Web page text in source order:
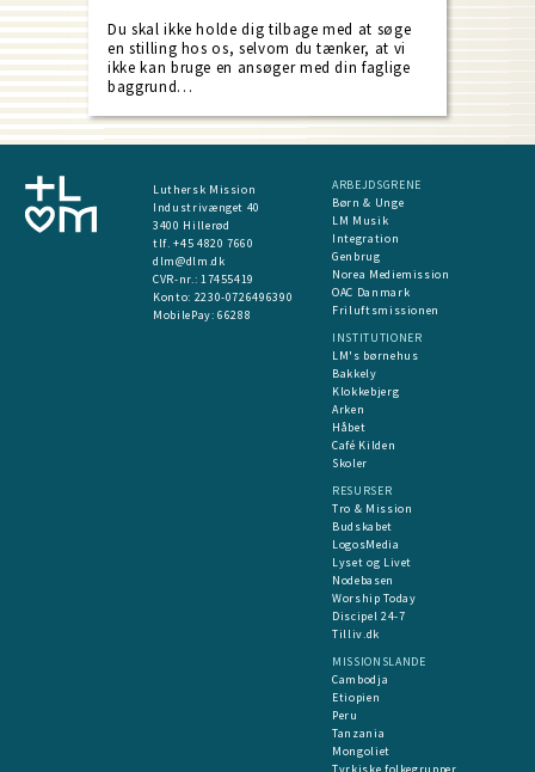
Du skal ikke holde dig tilbage med at søge
en stilling hos os, selvom du tænker, at vi
ikke kan bruge en ansøger med din faglige
baggrund…
Luthersk Mission
Industrivænget 40
3400 Hillerød
tlf. +45 4820 7660
dlm@dlm.dk
CVR-nr.: 17455419
​Konto: 2230-0726496390
MobilePay:66288
ARBEJDSGRENE
Børn & Unge
LM Musik
Integration
Genbrug
Norea Mediemission
OAC Danmark
Friluftsmissionen
INSTITUTIONER
LM's børnehus
Bakkely
Klokkebjerg
Arken
Håbet
Café Kilden
Skoler
RESURSER
Tro & Mission
Budskabet
LogosMedia
Lyset og Livet
Nodebasen
Worship Today
Discipel 24-7
Tilliv.dk
MISSIONSLANDE
Cambodja
Etiopien
Peru
Tanzania
Mongoliet